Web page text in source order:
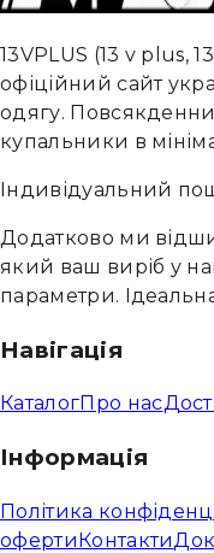
13VPLUS (13 v plus,
офіційний сайт
одягу.
купальники в
Індивідуальний
Додатково ми
який ваш виріб у
параметри.
Навігація
КаталогПро нас
Інформація
Політика
офертиКонтакти